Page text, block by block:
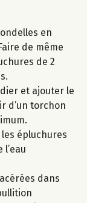
en
de même
de 2
et ajouter le
d’un torchon
épluchures
dans